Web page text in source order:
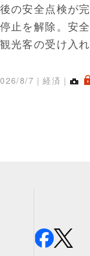
の安全点検が完
止を解除。安全
光客の受け入れ
8/7 ｜経済｜ .